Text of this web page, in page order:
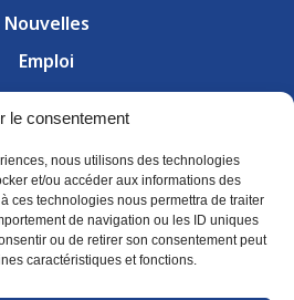
le consentement
nous utilisons des technologies
et/ou accéder aux informations des
ces technologies nous permettra de traiter
de navigation ou les ID uniques
ou de retirer son consentement peut
caractéristiques et fonctions.
Nouvelles
Emploi
joindre
318 — Sherbrooke (QC) J1G
T(819) 239-6232
vendredi, 8 h 30 à 16 h 30
Estrie 2026